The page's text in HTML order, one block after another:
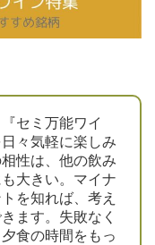
セミ万能ワイ
々気軽に楽しみ
性は、他の飲み
大きい。マイナ
を知れば、考え
ます。失敗なく
食の時間をもっ